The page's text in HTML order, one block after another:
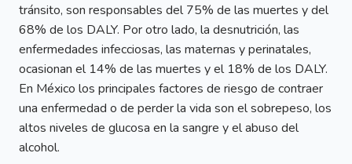
tránsito, son responsables del 75% de las muertes y del
68% de los DALY. Por otro lado, la desnutrición, las
enfermedades infecciosas, las maternas y perinatales,
ocasionan el 14% de las muertes y el 18% de los DALY.
En México los principales factores de riesgo de contraer
una enfermedad o de perder la vida son el sobrepeso, los
altos niveles de glucosa en la sangre y el abuso del
alcohol.